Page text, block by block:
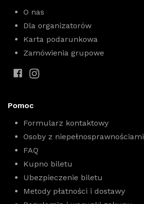
O nas
Dla organizatorów
Karta podarunkowa
Zamówienia grupowe
Pomoc
Formularz kontaktowy
Osoby z niepełnosprawnościami
FAQ
Kupno biletu
Ubezpieczenie biletu
Metody płatności i dostawy